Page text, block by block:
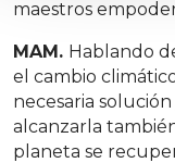
maestros
MAM. Hablando
el cambio
necesaria
alcanzarla
planeta se